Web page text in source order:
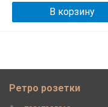
В корзину
Ретро розетки